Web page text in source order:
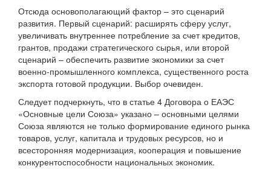
Отсюда основополагающий фактор – это сценарий
развития. Первый сценарий: расширять сферу услуг,
увеличивать внутреннее потребление за счет кредитов,
грантов, продажи стратегического сырья, или второй
сценарий – обеспечить развитие экономики за счет
военно-промышленного комплекса, существенного роста
экспорта готовой продукции. Выбор очевиден.
Следует подчеркнуть, что в статье 4 Договора о ЕАЭС
«Основные цели Союза» указано – основными целями
Союза являются не только формирование единого рынка
товаров, услуг, капитала и трудовых ресурсов, но и
всесторонняя модернизация, кооперация и повышение
конкурентоспособности национальных экономик.